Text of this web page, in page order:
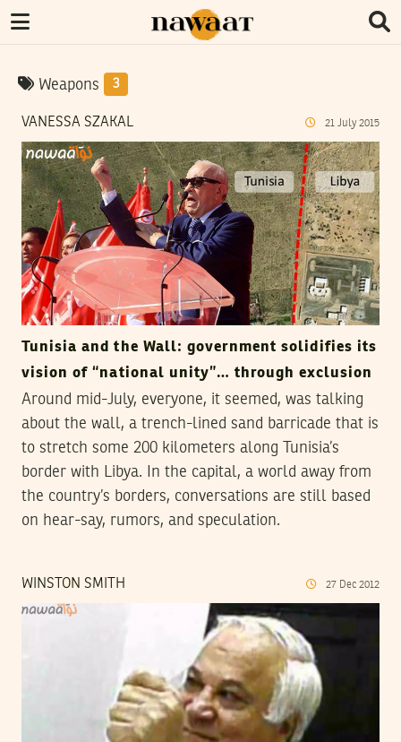
Weapons 3
VANESSA SZAKAL 21 July 2015
Tunisia and the Wall: government solidifies its
vision of “national unity”… through exclusion
Around mid-July, everyone, it seemed, was talking
about the wall, a trench-lined sand barricade that is
to stretch some 200 kilometers along Tunisia’s
border with Libya. In the capital, a world away from
the country’s borders, conversations are still based
on hear-say, rumors, and speculation.
WINSTON SMITH 27 Dec 2012